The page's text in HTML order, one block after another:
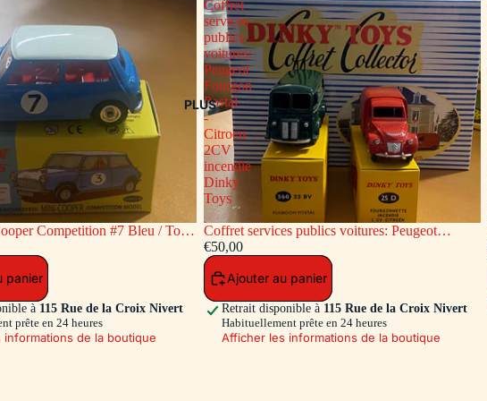
PLUS
Competition #7 Bleu / Toit
panier
à 115 Rue de la Croix Nivert
prête en 24 heures
de la boutique
Coffret
services
publics
voitures:
Peugeot
Fourgon
Postal
-
Citroen
2CV
incendie
Dinky
Toys
Coffret services publics voitures: Peugeot
Fourgon Postal - Citroen 2CV incendie Dinky
Toys
€50,00
Ajouter au panier
Retrait disponible à 115 Rue de la Croix Nivert
Habituellement prête en 24 heures
Afficher les informations de la boutique